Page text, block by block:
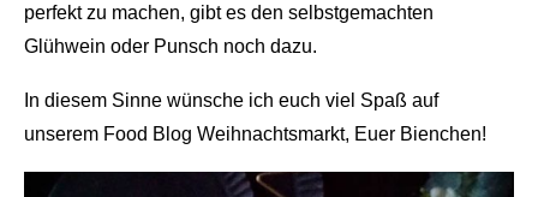
perfekt zu machen, gibt es den selbstgemachten
Glühwein oder Punsch noch dazu.
In diesem Sinne wünsche ich euch viel Spaß auf
unserem Food Blog Weihnachtsmarkt, Euer Bienchen!